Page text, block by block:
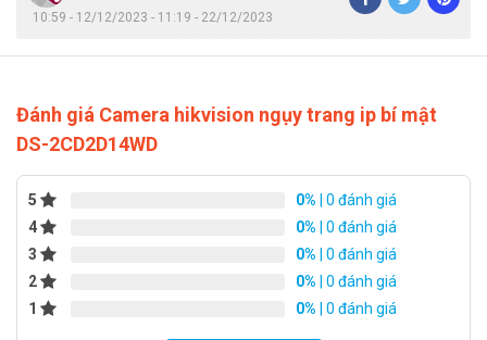
10:59 - 12/12/2023 - 11:19 - 22/12/2023
Đánh giá Camera hikvision ngụy trang ip bí mật
DS-2CD2D14WD
5 0% | 0 đánh giá
4
0% | 0 đánh giá
3
0% | 0 đánh giá
2
0% | 0 đánh giá
1
0% | 0 đánh giá